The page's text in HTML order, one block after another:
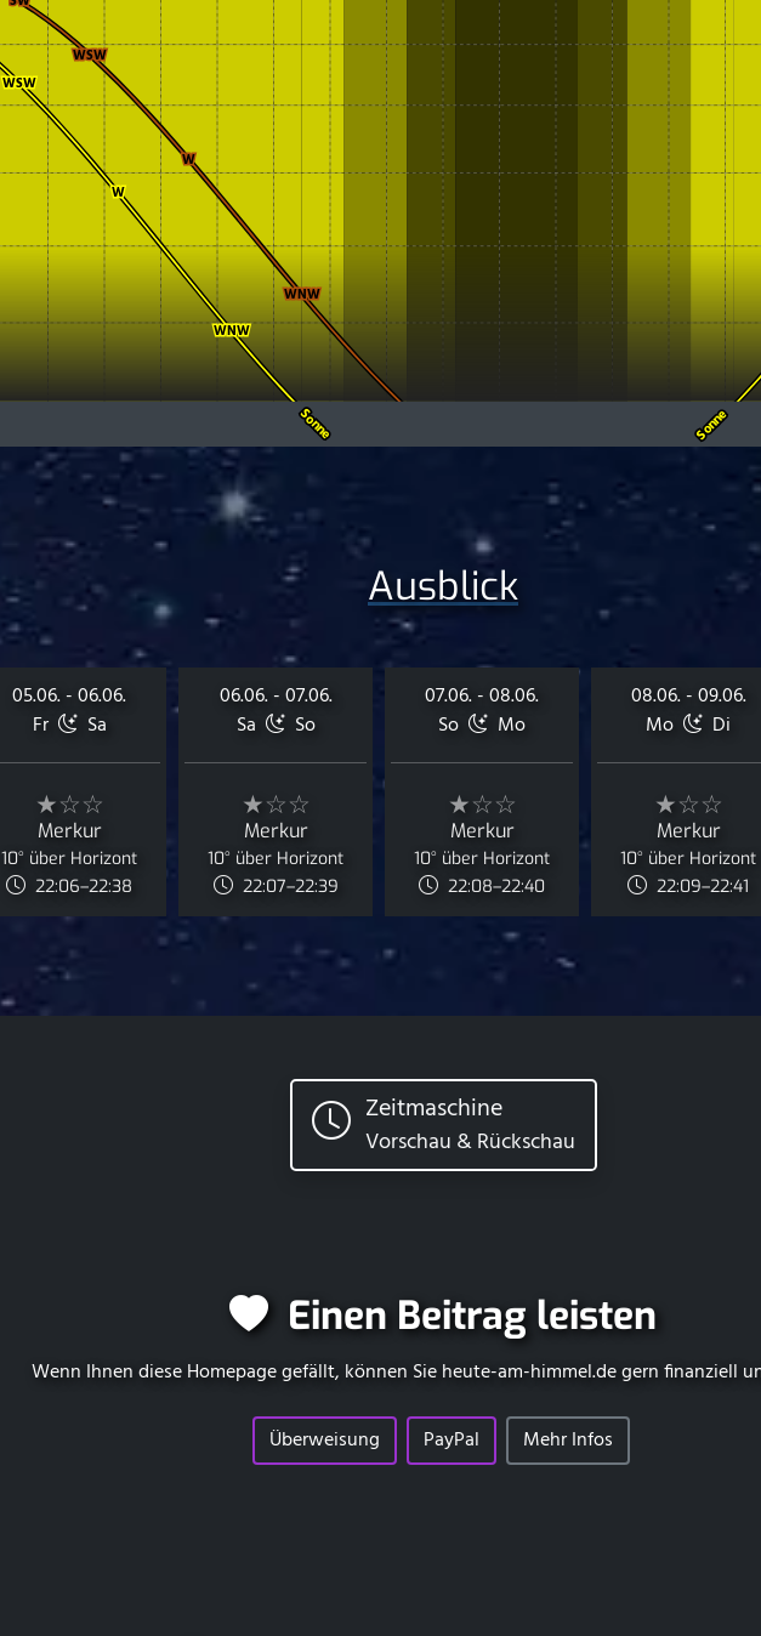
Ausblick
05.06. - 06.06.
Fr
Sa
★☆☆
Merkur
10° über Horizont
22:06–22:38
06.06. - 07.06.
Sa
So
★☆☆
Merkur
10° über Horizont
22:07–22:39
07.06. - 08.06.
So
Mo
★☆☆
Merkur
10° über Horizont
22:08–22:40
08.06. - 09.06.
Mo
Di
★☆☆
Merkur
10° über Horizont
22:09–22:41
Zeitmaschine
Vorschau & Rückschau
Einen Beitrag leisten
Wenn Ihnen diese Homepage gefällt, können Sieheute-am-himmel.degern finanziell
Überweisung PayPal Mehr Infos